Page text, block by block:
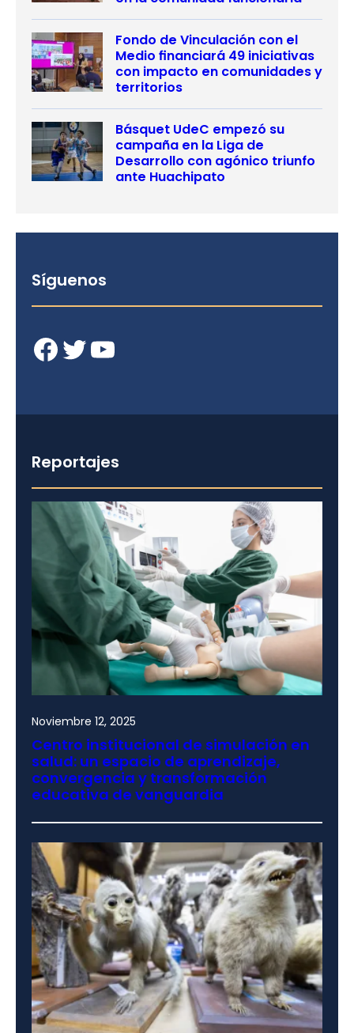
Fondo de Vinculación con el
Medio financiará 49 iniciativas
con impacto en comunidades y
territorios
Básquet UdeC empezó su
campaña en la Liga de
Desarrollo con agónico triunfo
ante Huachipato
Síguenos
Facebook Twitter YouTube
Reportajes
Noviembre 12, 2025
Centro institucional de simulación en
salud: un espacio de aprendizaje,
convergencia y transformación
educativa de vanguardia